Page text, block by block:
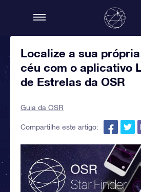
Localize a sua
céu com o aplicativo
de Estrelas da OSR
Guia da OSR
Compartilhe este artigo: